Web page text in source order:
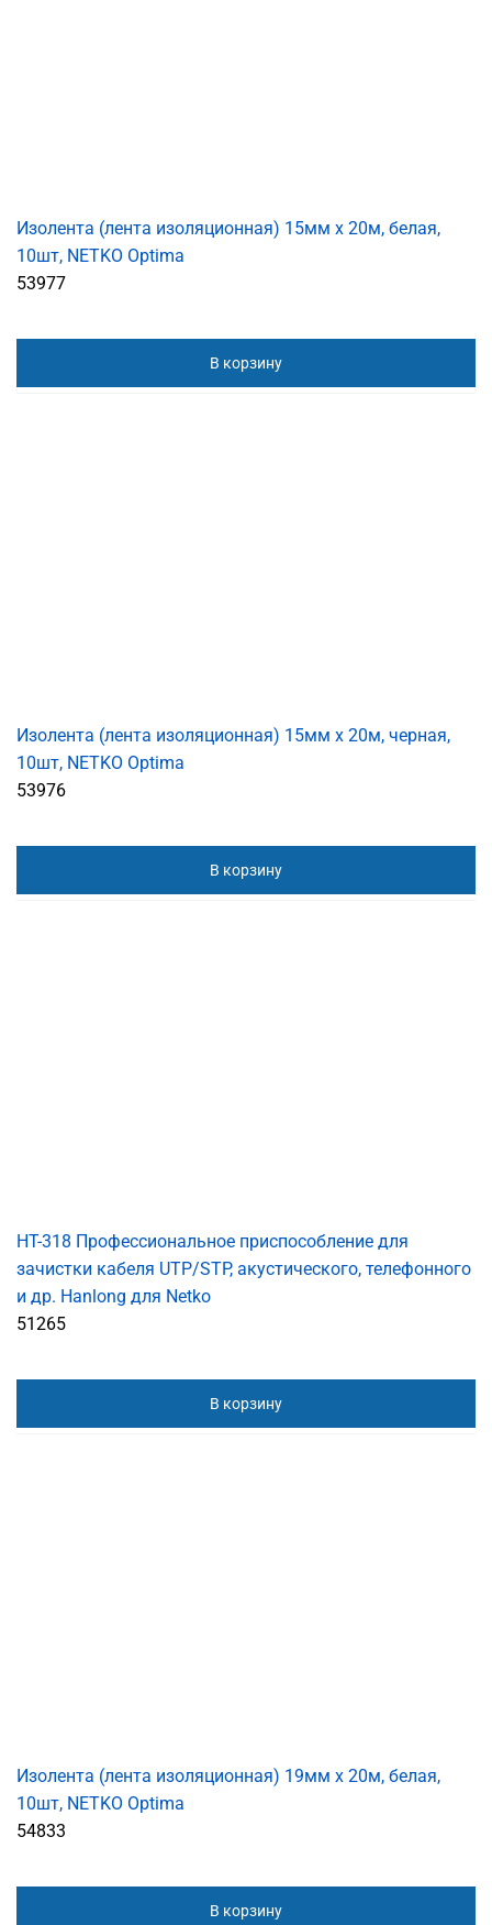
Изолента (лента изоляционная) 15мм х 20м, белая,
10шт, NETKO Optima
53977
В корзину
Изолента (лента изоляционная) 15мм х 20м, черная,
10шт, NETKO Optima
53976
В корзину
HT-318 Профессиональное приспособление для
зачистки кабеля UTP/STP, акустического, телефонного
и др. Hanlong для Netko
51265
В корзину
Изолента (лента изоляционная) 19мм х 20м, белая,
10шт, NETKO Optima
54833
В корзину